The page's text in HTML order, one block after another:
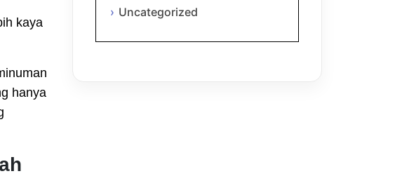
kaya
hanya
Uncategorized